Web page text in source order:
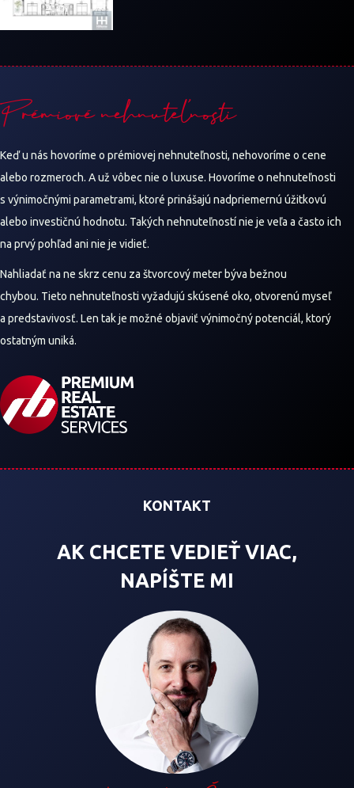
Prémiové nehnuteľnosti
Keď u nás hovoríme o prémiovej nehnuteľnosti, nehovoríme o cene
alebo rozmeroch. A už vôbec nie o luxuse. Hovoríme o nehnuteľnosti
s výnimočnými parametrami, ktoré prinášajú nadpriemernú úžitkovú
alebo investičnú hodnotu. Takých nehnuteľností nie je veľa a často ich
na prvý pohľad ani nie je vidieť.
Nahliadať na ne skrz cenu za štvorcový meter býva bežnou
chybou. Tieto nehnuteľnosti vyžadujú skúsené oko, otvorenú myseľ
a predstavivosť. Len tak je možné objaviť výnimočný potenciál, ktorý
ostatným uniká.
KONTAKT
AK CHCETE VEDIEŤ VIAC,
NAPÍŠTE MI